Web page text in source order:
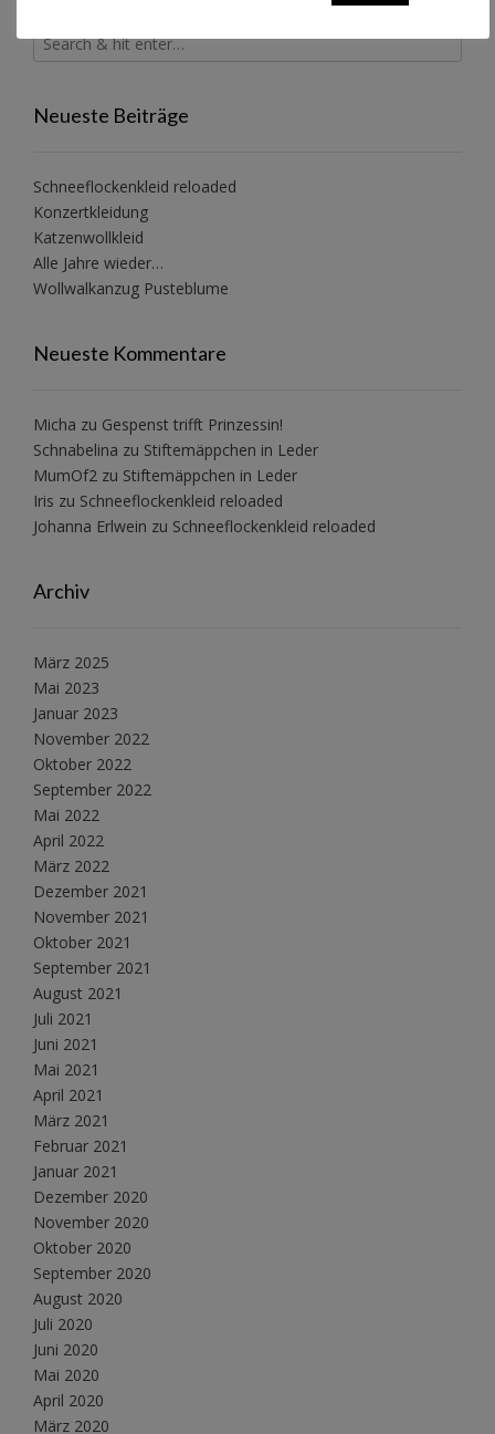
Neueste Beiträge
Schneeflockenkleid reloaded
Konzertkleidung
Katzenwollkleid
Alle Jahre wieder…
Wollwalkanzug Pusteblume
Neueste Kommentare
Micha zu Gespenst trifft Prinzessin!
Schnabelina zu Stiftemäppchen in Leder
MumOf2 zu Stiftemäppchen in Leder
Iris zu Schneeflockenkleid reloaded
Johanna Erlwein zu Schneeflockenkleid reloaded
Archiv
März 2025
Mai 2023
Januar 2023
November 2022
Oktober 2022
September 2022
Mai 2022
April 2022
März 2022
Dezember 2021
November 2021
Oktober 2021
September 2021
August 2021
Juli 2021
Juni 2021
Mai 2021
April 2021
März 2021
Februar 2021
Januar 2021
Dezember 2020
November 2020
Oktober 2020
September 2020
August 2020
Juli 2020
Juni 2020
Mai 2020
April 2020
März 2020